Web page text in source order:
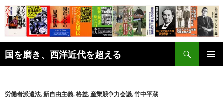
コ
ン
テ
ン
ツ
へ
キ
国を磨き、西洋近代を超える
索
労働者派遣法,新自由主義,格差,産業競争力会議,竹中平蔵